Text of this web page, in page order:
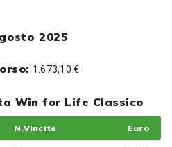
2025
1.673,10 €
Win for Life Classico
N.Vincite Euro